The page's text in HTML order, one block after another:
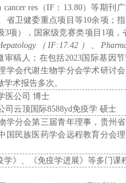
cancer res （IF： 13.80）等期刊
省卫健委重点项目 等10余项；
3项）， 国家级竞赛类项目 1项 ，
（IF:17.42 ）、
审稿人；在包括2023国际基因
学会代谢生物学分会学术研讨
术报告多次。
医公司 博士
司云顶国际8588yd免疫学 硕士
学分会第三届青年理事，贵州
国民族医药学会远程教育分会
》、《免疫学进展》等多门课